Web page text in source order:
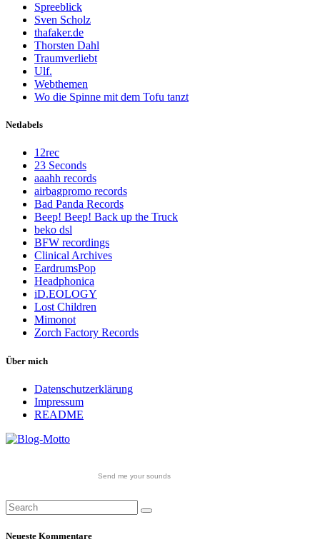
Spreeblick
Sven Scholz
thafaker.de
Thorsten Dahl
Traumverliebt
Ulf.
Webthemen
Wo die Spinne mit dem Tofu tanzt
Netlabels
12rec
23 Seconds
aaahh records
airbagpromo records
Bad Panda Records
Beep! Beep! Back up the Truck
beko dsl
BFW recordings
Clinical Archives
EardrumsPop
Headphonica
iD.EOLOGY
Lost Children
Mimonot
Zorch Factory Records
Über mich
Datenschutzerklärung
Impressum
README
Send me your sounds
Neueste Kommentare